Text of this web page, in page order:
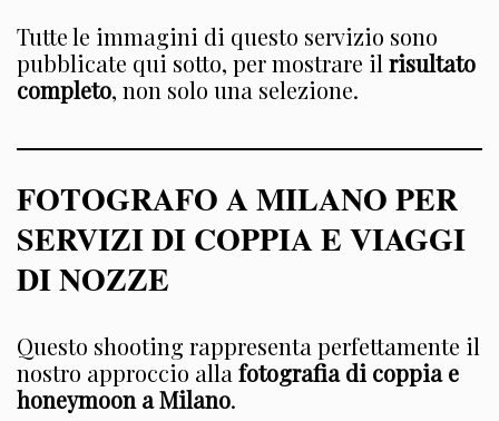
Tutte le immagini di questo servizio sono
pubblicate qui sotto, per mostrare il risultato
completo, non solo una selezione.
FOTOGRAFO A MILANO PER
SERVIZI DI COPPIA E VIAGGI
DI NOZZE
Questo shooting rappresenta perfettamente il
nostro approccio alla fotografia di coppia e
honeymoon a Milano.